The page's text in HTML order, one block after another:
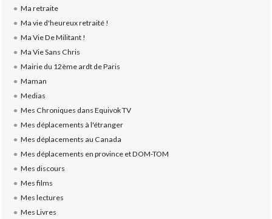
Ma retraite
Ma vie d'heureux retraité !
Ma Vie De Militant !
Ma Vie Sans Chris
Mairie du 12ème ardt de Paris
Maman
Medias
Mes Chroniques dans Equivok TV
Mes déplacements à l'étranger
Mes déplacements au Canada
Mes déplacements en province et DOM-TOM
Mes discours
Mes films
Mes lectures
Mes Livres